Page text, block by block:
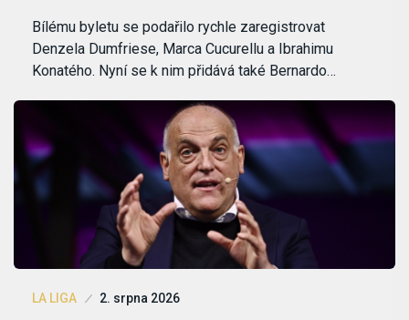
Bílému byletu se podařilo rychle zaregistrovat
Denzela Dumfriese, Marca Cucurellu a Ibrahimu
Konatého. Nyní se k nim přidává také Bernardo…
LA LIGA 2. srpna 2026